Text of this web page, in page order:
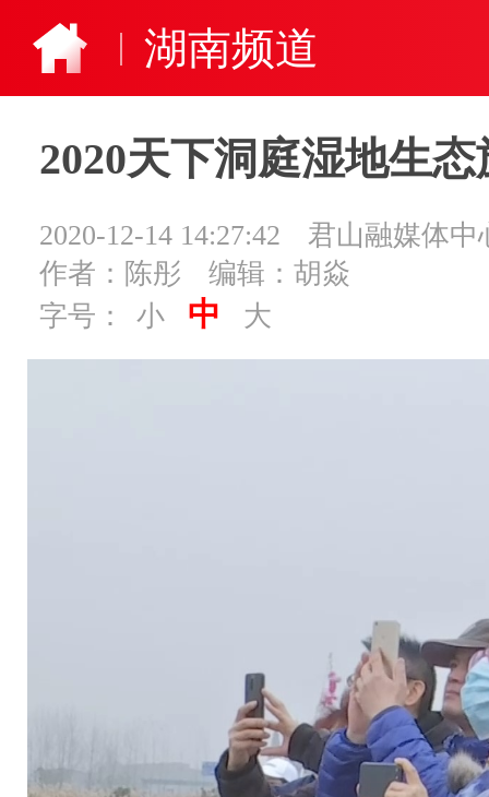
湖南频道
2020天下洞庭湿地生
2020-12-14 14:27:42
君山融媒体中
作者：陈彤
编辑：胡焱
字号：
小 中 大